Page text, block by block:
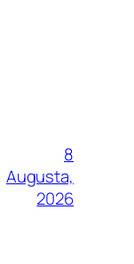
8
Augusta,
2026